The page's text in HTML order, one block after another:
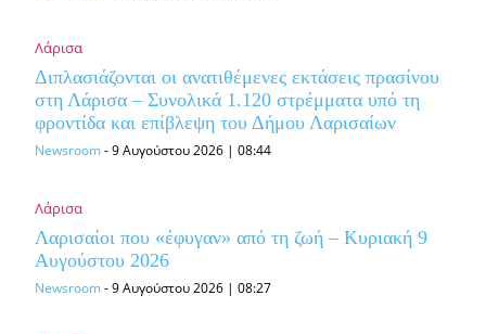
Λάρισα
Διπλασιάζονται οι ανατιθέμενες εκτάσεις πρασίνου
στη Λάρισα – Συνολικά 1.120 στρέμματα υπό τη
φροντίδα και επίβλεψη του Δήμου Λαρισαίων
Newsroom-9 Αυγούστου 2026 | 08:44
Λάρισα
Λαρισαίοι που «έφυγαν» από τη ζωή – Κυριακή 9
Αυγούστου 2026
Newsroom-9 Αυγούστου 2026 | 08:27